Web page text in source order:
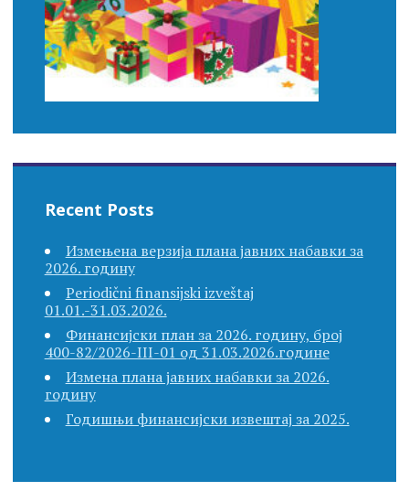
Recent Posts
Измењена верзија плана јавних набавки за
2026. годину
Periodični finansijski izveštaj
01.01.-31.03.2026.
Финансијски план за 2026. годину, број
400-82/2026-III-01 од 31.03.2026.године
Измена плана јавних набавки за 2026.
годину
Годишњи финансијски извештај за 2025.